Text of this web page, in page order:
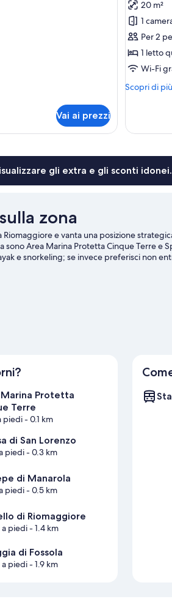
Vai ai prezzi
Doppia
vista
mare
20 m²
1
Per 2
1 letto
Wi-Fi
Scopri di più
Altri
Superior,
gli extra e gli sconti
zona
Riomaggiore e vanta una posizione
sono Area Marina Protetta Cinque Terre e
e snorkeling; se invece preferisci non
e ecoturismo.
Protetta
Terre
piedi- 0.1 km
di San Lorenzo
piedi- 0.3 km
di Manarola
piedi- 0.5 km
di Riomaggiore
a piedi- 1.4 km
di Fossola
a piedi- 1.9 km